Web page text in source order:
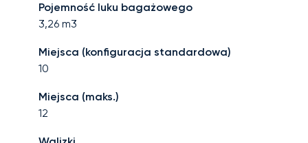
Pojemność luku bagażowego
3,26 m3
Miejsca (konfiguracja standardowa)
10
Miejsca (maks.)
12